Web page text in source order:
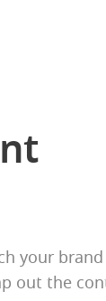
your
out the